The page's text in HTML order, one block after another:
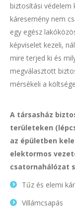
biztosítási védelem
káresemény nem
egy egész
képviselet kezeli,
mire terjed ki és
megválasztott
mérsékeli a
A társasház
területeken
az épületben
elektormos
csatornahálózat
Tűz és elemi
Villámcsapás